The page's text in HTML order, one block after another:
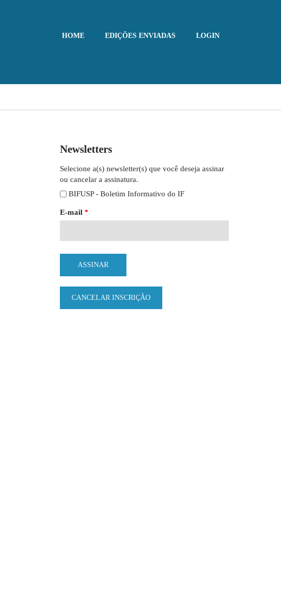
HOME EDIÇÕES ENVIADAS LOGIN
Newsletters
Selecione a(s) newsletter(s) que você deseja assinar
ou cancelar a assinatura.
BIFUSP - Boletim Informativo do IF
E-mail *